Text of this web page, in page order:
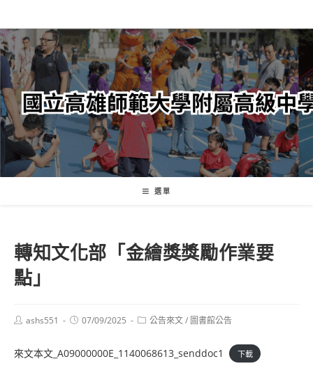
轉
至
主
內
容
選單
轉知文化部「金繪獎獎勵作業要
點」
Postashs551
Post07/09/2025
Post公告來文/ 圖書館公告
來文本文_A09000000E_1140068613_senddoc1 下載